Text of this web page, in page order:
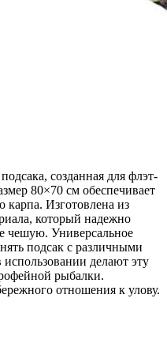
созданная для флэт-
80×70 см обеспечивает
карпа. Изготовлена из
который надежно
чешую. Универсальное
подсак с различными
использовании делают эту
рыбалки.
отношения к улову.